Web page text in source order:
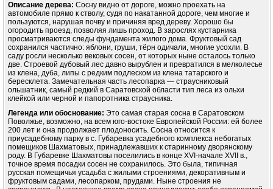
Описание дерева: Сосну видно от дороге, можно проехать на
автомобиле прямо к стволу, судя по накатанной дороге, чем многие и
пользуются, нарушая почву и причиняя вред дереву. Хорошо бы
огородить проезд, позволяя лишь проход. В зарослях кустарника
просматриваются следы фундамента жилого дома. Фруктовый сад
сохранился частично: яблони, груши, тёрн одичали, многие усохли. В
саду росли несколько вековых сосен, от которых ныне осталось только
две. Строевой дубовый лес давно вырублен и превратился в мелколесье
из клена, дуба, липы с редким подлеском из клена татарского и
бересклета. Замечательная часть лесопарка — страусниковый
ольшатник, самый редкий в Саратовской области тип леса из ольхи
клейкой или черной и папоротника страусника.
Легенда или обоснование: Это самая старая сосна в Саратовском
Поволжье, возможно, на всем юго-востоке Европейской России: ей более
200 лет и она продолжает плодоносить. Сосна относится к
приусадебному парку в с. Губаревка усадебного комплекса небогатых
помещиков Шахматовых, принадлежавших к старинному дворянскому
роду. В Губаревке Шахматовы поселились в конце ХVI-начале XVII в.,
точное время посадки сосен не сохранилось. Это была, типичная
русская помещичья усадьба с жилыми строениями, декоративным и
фруктовым садами, лесопарком, прудами. Ныне строения не